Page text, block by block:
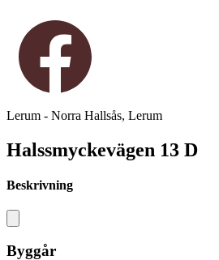
Lerum - Norra Hallsås, Lerum
Halssmyckevägen 13 D
Beskrivning
Byggår